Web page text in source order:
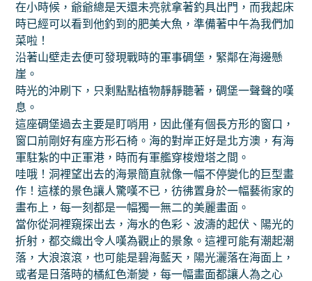
在小時候，爺爺總是天還未亮就拿著釣具出門，而我起床
時已經可以看到他釣到的肥美大魚，準備著中午為我們加
菜啦！
沿著山壁走去便可發現戰時的軍事碉堡，緊鄰在海邊懸
崖。
時光的沖刷下，只剩點點植物靜靜聽著，碉堡一聲聲的嘆
息。
這座碉堡過去主要是盯哨用，因此僅有個長方形的窗口，
窗口前剛好有座方形石椅。海的對岸正好是北方澳，有海
軍駐紮的中正軍港，時而有軍艦穿梭燈塔之間。
哇哦！洞裡望出去的海景簡直就像一幅不停變化的巨型畫
作！這樣的景色讓人驚嘆不已，彷彿置身於一幅藝術家的
畫布上，每一刻都是一幅獨一無二的美麗畫面。
當你從洞裡窺探出去，海水的色彩、波濤的起伏、陽光的
折射，都交織出令人嘆為觀止的景象。這裡可能有潮起潮
落，大浪滾滾，也可能是碧海藍天，陽光灑落在海面上，
或者是日落時的橘紅色漸變，每一幅畫面都讓人為之心